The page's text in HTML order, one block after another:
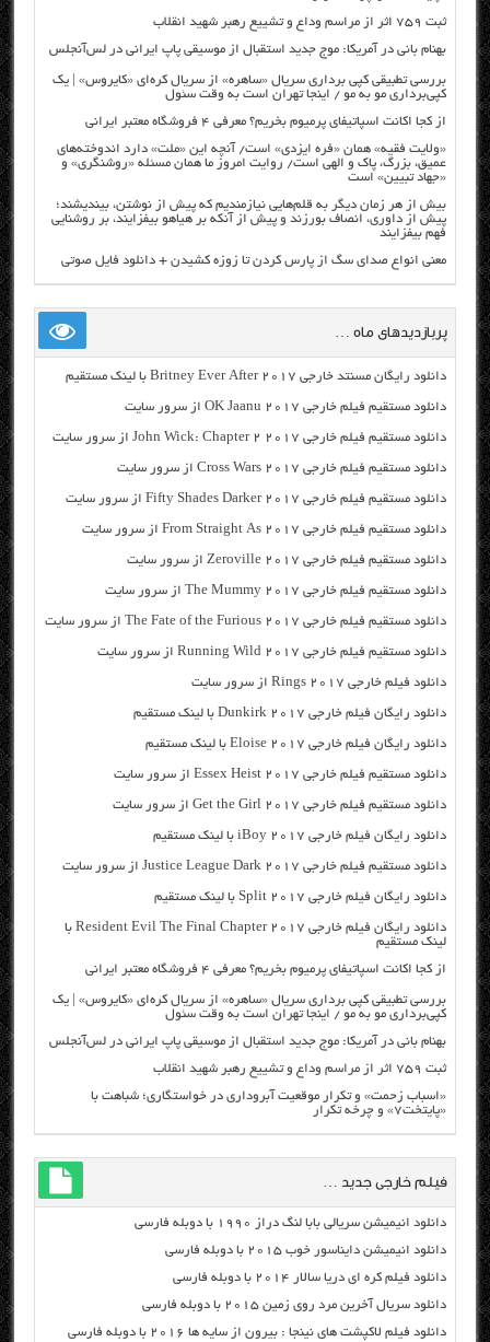
ثبت ۷۵۹ اثر از مراسم وداع و تشییع رهبر شهید انقلاب
بهنام بانی در آمریکا: موج جدید استقبال از موسیقی پاپ ایرانی در لس‌آنجلس
بررسی تطبیقی کپی برداری سریال «ساهره» از سریال کره‌ای «کایروس» | یک
کپی‌برداری مو به مو / اینجا تهران است به وقت سئول
از کجا اکانت اسپاتیفای پرمیوم بخریم؟ معرفی ۴ فروشگاه معتبر ایرانی
«ولایت فقیه» همان «فره ایزدی» است/ آنچه این «ملت» دارد اندوخته‌های
عمیق، بزرگ، پاک و الهی است/ روایت امروز ما همان مسئله «روشنگری» و
«جهاد تبیین» است
بیش از هر زمان دیگر به قلم‌هایی نیازمندیم که پیش از نوشتن، بیندیشند؛
پیش از داوری، انصاف بورزند و پیش از آنکه بر هیاهو بیفزایند، بر روشنایی
فهم بیفزایند
معنی انواع صدای سگ از پارس کردن تا زوزه کشیدن + دانلود فایل صوتی
پربازدیدهای ماه …
دانلود رایگان مسنتد خارجی Britney Ever After 2017 با لینک مستقیم
دانلود مستقیم فیلم خارجی OK Jaanu 2017 از سرور سایت
دانلود مستقیم فیلم خارجی John Wick: Chapter 2 2017 از سرور سایت
دانلود مستقیم فیلم خارجی Cross Wars 2017 از سرور سایت
دانلود مستقیم فیلم خارجی Fifty Shades Darker 2017 از سرور سایت
دانلود مستقیم فیلم خارجی From Straight As 2017 از سرور سایت
دانلود مستقیم فیلم خارجی Zeroville 2017 از سرور سایت
دانلود مستقیم فیلم خارجی The Mummy 2017 از سرور سایت
دانلود مستقیم فیلم خارجی The Fate of the Furious 2017 از سرور سایت
دانلود مستقیم فیلم خارجی Running Wild 2017 از سرور سایت
دانلود فیلم خارجی Rings 2017 از سرور سایت
دانلود رایگان فیلم خارجی Dunkirk 2017 با لینک مستقیم
دانلود رایگان فیلم خارجی Eloise 2017 با لینک مستقیم
دانلود مستقیم فیلم خارجی Essex Heist 2017 از سرور سایت
دانلود مستقیم فیلم خارجی Get the Girl 2017 از سرور سایت
دانلود رایگان فیلم خارجی iBoy 2017 با لینک مستقیم
دانلود مستقیم فیلم خارجی Justice League Dark 2017 از سرور سایت
دانلود رایگان فیلم خارجی Split 2017 با لینک مستقیم
دانلود رایگان فیلم خارجی Resident Evil The Final Chapter 2017 با
لینک مستقیم
از کجا اکانت اسپاتیفای پرمیوم بخریم؟ معرفی ۴ فروشگاه معتبر ایرانی
بررسی تطبیقی کپی برداری سریال «ساهره» از سریال کره‌ای «کایروس» | یک
کپی‌برداری مو به مو / اینجا تهران است به وقت سئول
بهنام بانی در آمریکا: موج جدید استقبال از موسیقی پاپ ایرانی در لس‌آنجلس
ثبت ۷۵۹ اثر از مراسم وداع و تشییع رهبر شهید انقلاب
«اسباب زحمت» و تکرار موقعیت آبروداری در خواستگاری؛ شباهت با
«پایتخت۷» و چرخه تکرار
فیلم خارجی جدید …
دانلود انیمیشن سریالی بابا لنگ دراز ۱۹۹۰ با دوبله فارسی
دانلود انیمیشن دایناسور خوب ۲۰۱۵ با دوبله فارسی
دانلود فیلم کره ای دریا سالار ۲۰۱۴ با دوبله فارسی
دانلود سریال آخرین مرد روی زمین ۲۰۱۵ با دوبله فارسی
دانلود فیلم لاکپشت های نینجا : بیرون از سایه ها ۲۰۱۶ با دوبله فارسی